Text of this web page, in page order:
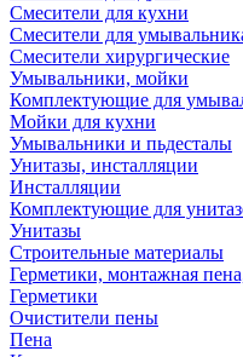
Смесители для кухни
Смесители для
Смесители хирургические
Умывальники, мойки
Комплектующие для
Мойки для кухни
Умывальники и пьдесталы
Унитазы, инсталляции
Инсталляции
Комплектующие для
Унитазы
Строительные материалы
Герметики, монтажная
Герметики
Очистители пены
Пена